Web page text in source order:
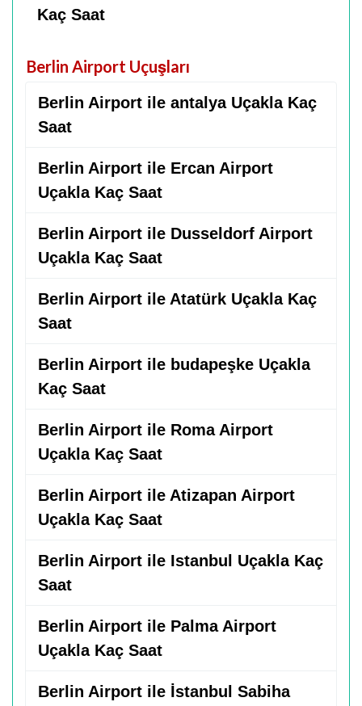
Kaç Saat
Berlin Airport Uçuşları
Berlin Airport ile antalya Uçakla Kaç
Saat
Berlin Airport ile Ercan Airport
Uçakla Kaç Saat
Berlin Airport ile Dusseldorf Airport
Uçakla Kaç Saat
Berlin Airport ile Atatürk Uçakla Kaç
Saat
Berlin Airport ile budapeşke Uçakla
Kaç Saat
Berlin Airport ile Roma Airport
Uçakla Kaç Saat
Berlin Airport ile Atizapan Airport
Uçakla Kaç Saat
Berlin Airport ile Istanbul Uçakla Kaç
Saat
Berlin Airport ile Palma Airport
Uçakla Kaç Saat
Berlin Airport ile İstanbul Sabiha